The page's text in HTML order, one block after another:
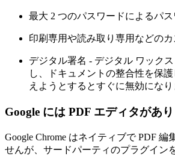
最大 2 つのパスワードによるパ
印刷専用や読み取り専用などの
デジタル署名 - デジタル ワック
し、ドキュメントの整合性を保
えようとするとすぐに無効になり
Google には PDF エディタがあ
Google Chrome はネイティブで PDF 編
せんが、サードパーティのプラグイン